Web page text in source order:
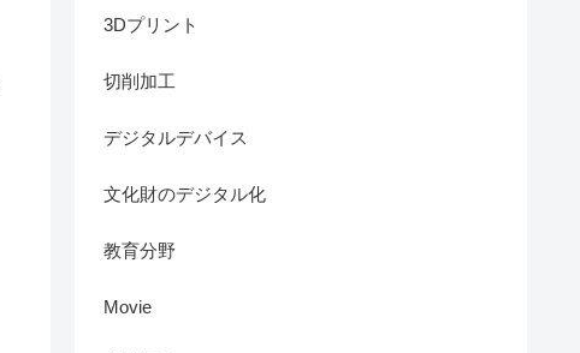
3Dプリント
切削加工
デジタルデバイス
文化財のデジタル化
教育分野
Movie